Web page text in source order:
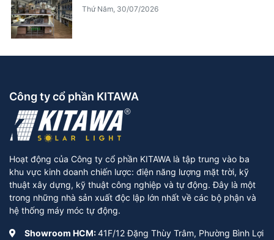
Thứ Năm, 30/07/2026
Công ty cổ phần KITAWA
Hoạt động của Công ty cổ phần KITAWA là tập trung vào ba
khu vực kinh doanh chiến lược: điện năng lượng mặt trời, kỹ
thuật xây dựng, kỹ thuật công nghiệp và tự động. Đây là một
trong những nhà sản xuất độc lập lớn nhất về các bộ phận và
hệ thống máy móc tự động.
Showroom HCM:41F/12 Đặng Thùy Trâm, Phường Bình Lợi